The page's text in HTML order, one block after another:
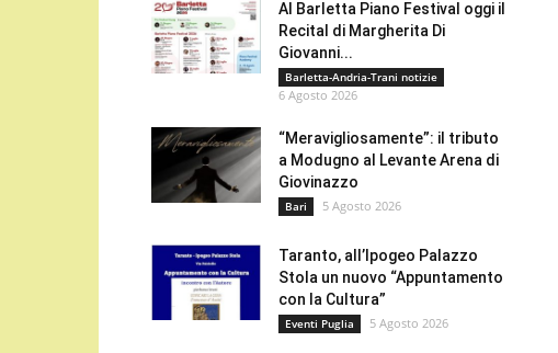
Al Barletta Piano Festival oggi il
Recital di Margherita Di
Giovanni...
Barletta-Andria-Trani notizie
6 Agosto 2026
“Meravigliosamente”: il tributo
a Modugno al Levante Arena di
Giovinazzo
Bari 5 Agosto 2026
Taranto, all’Ipogeo Palazzo
Stola un nuovo “Appuntamento
con la Cultura”
Eventi Puglia 5 Agosto 2026